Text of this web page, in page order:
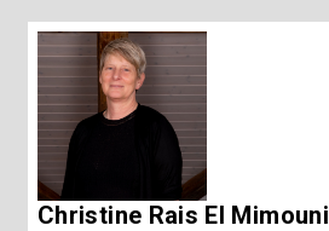
Christine Rais El Mimouni